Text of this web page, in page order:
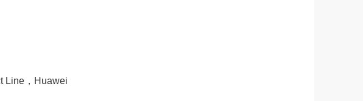
Line，Huawei